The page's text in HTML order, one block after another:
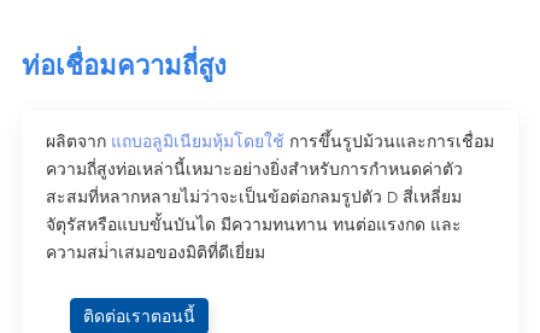
ท่อเชื่อมความถี่สูง
ผลิตจาก แถบอลูมิเนียมหุ้มโดยใช้การขึ้นรูปม้วนและการเชื่อม
ความถี่สูงท่อเหล่านี้เหมาะอย่างยิ่งสําหรับการกําหนดค่าตัว
สะสมที่หลากหลายไม่ว่าจะเป็นข้อต่อกลมรูปตัว D สี่เหลี่ยม
จัตุรัสหรือแบบขั้นบันได มีความทนทาน ทนต่อแรงกด และ
ความสม่ําเสมอของมิติที่ดีเยี่ยม
ติดต่อเราตอนนี้